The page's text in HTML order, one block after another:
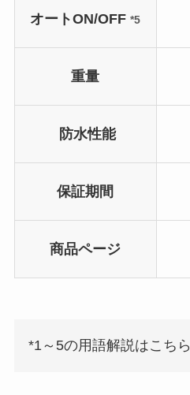
オートON/OFF*5
重量
防水性能
保証期間
商品ページ
*1～5の用語解説はこちら